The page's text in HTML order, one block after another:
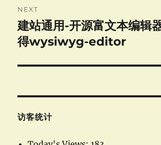
NEXT
Next
post:
建站通用-开源富文本编辑
得wysiwyg-editor
访客统计